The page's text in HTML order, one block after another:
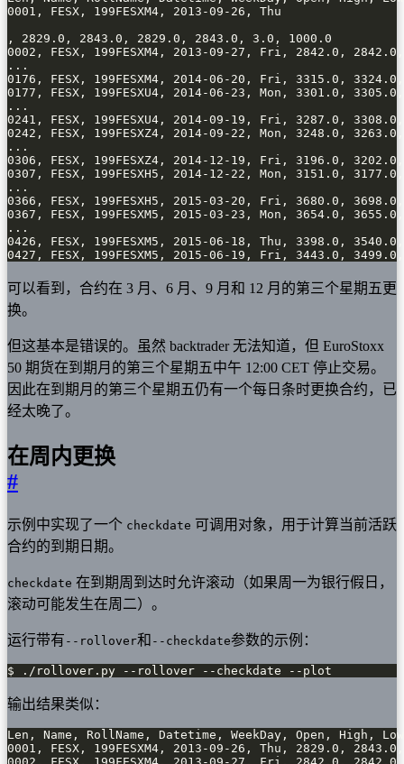
0427, FESX, 199FESXM5, 2015-06-19, Fri, 3443.0,
可以看到，合约在 3 月、6 月、9 月和 12 月的第三个星期五更
换。
但这基本是错误的。虽然 backtrader 无法知道，但 EuroStoxx
50 期货在到期月的第三个星期五中午 12:00 CET 停止交易。
因此在到期月的第三个星期五仍有一个每日条时更换合约，已
经太晚了。
在周内更换
#
示例中实现了一个 checkdate 可调用对象，用于计算当前活跃
合约的到期日期。
checkdate 在到期周到达时允许滚动（如果周一为银行假日，
滚动可能发生在周二）。
运行带有 --rollover和 --checkdate参数的示例：
$ ./rollover.py --rollover --checkdate --plot
输出结果类似：